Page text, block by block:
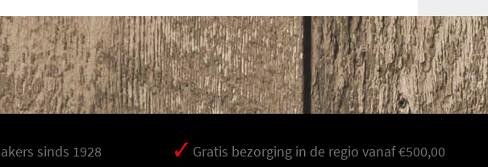
sinds 1928 Gratis bezorging in de regio vanaf €500,00